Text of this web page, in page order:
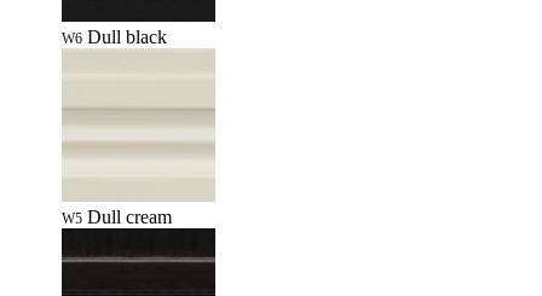
W6 Dull black
W5 Dull cream